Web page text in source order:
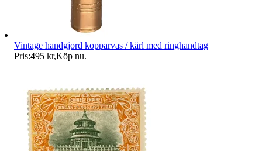
Vintage handgjord kopparvas / kärl med ringhandtag
Pris:495 kr,Köp nu.